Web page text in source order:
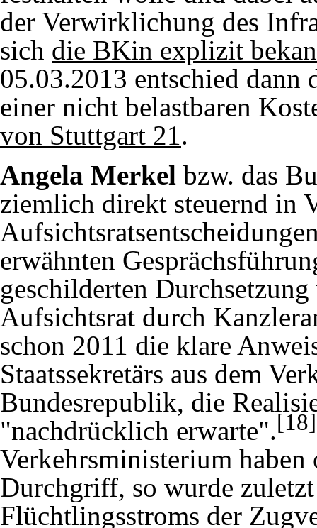
der Verwirklichung des
sich die BKin explizit
05.03.2013 entschied
einer nicht belastbaren
von Stuttgart 21.
Angela Merkel bzw. das
ziemlich direkt steuernd in
erwähnten
geschilderten
Aufsichtsrat durch
schon 2011 die klare
Staatssekretärs aus dem
Bundesrepublik, die
"nachdrücklich erwarte".[18]
Verkehrsministerium
Durchgriff, so wurde
Flüchtlingsstroms der